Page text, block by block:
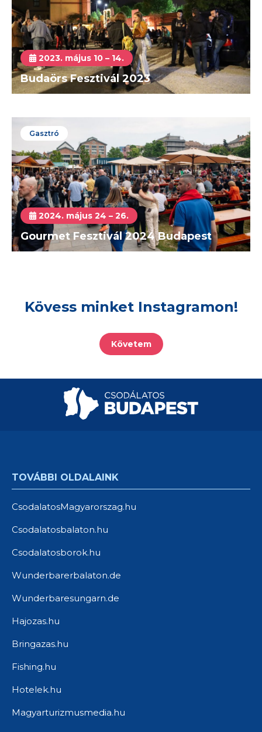
2023. május 10 – 14.
Budaörs Fesztivál 2023
Gasztró
2024. május 24 – 26.
Gourmet Fesztivál 2024 Budapest
Kövess minket Instagramon!
Követem
TOVÁBBI OLDALAINK
CsodalatosMagyarorszag.hu
Csodalatosbalaton.hu
Csodalatosborok.hu
Wunderbarerbalaton.de
Wunderbaresungarn.de
Hajozas.hu
Bringazas.hu
Fishing.hu
Hotelek.hu
Magyarturizmusmedia.hu